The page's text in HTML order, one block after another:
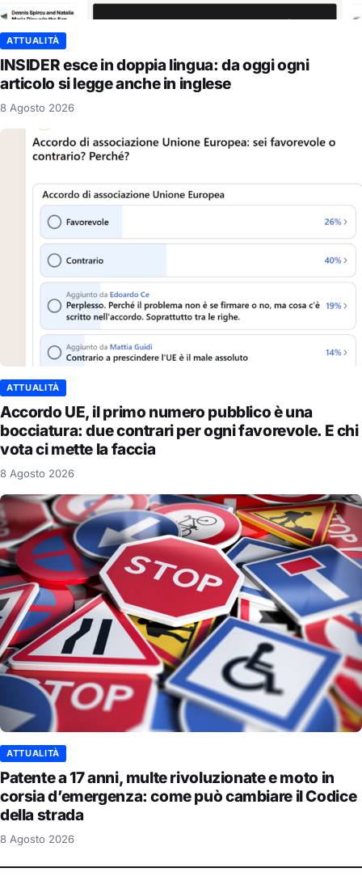
ATTUALITÀ
INSIDER esce in doppia lingua: da oggi ogni
articolo si legge anche in inglese
8 Agosto 2026
ATTUALITÀ
Accordo UE, il primo numero pubblico è una
bocciatura: due contrari per ogni favorevole. E chi
vota ci mette la faccia
8 Agosto 2026
ATTUALITÀ
Patente a 17 anni, multe rivoluzionate e moto in
corsia d’emergenza: come può cambiare il Codice
della strada
8 Agosto 2026